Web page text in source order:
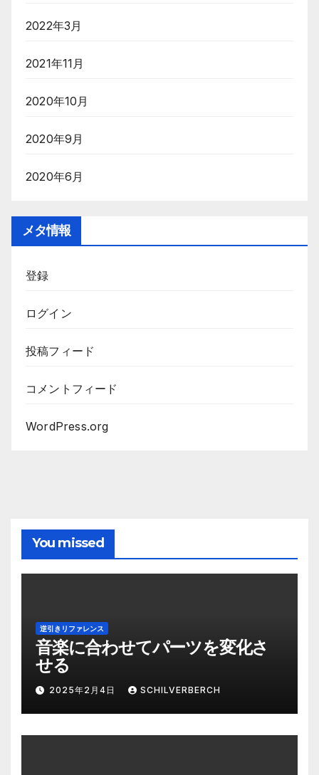
2022年3月
2021年11月
2020年10月
2020年9月
2020年6月
メタ情報
登録
ログイン
投稿フィード
コメントフィード
WordPress.org
You missed
逆引きリファレンス
音楽に合わせてパーツを変化さ
せる
2025年2月4日 SCHILVERBERCH